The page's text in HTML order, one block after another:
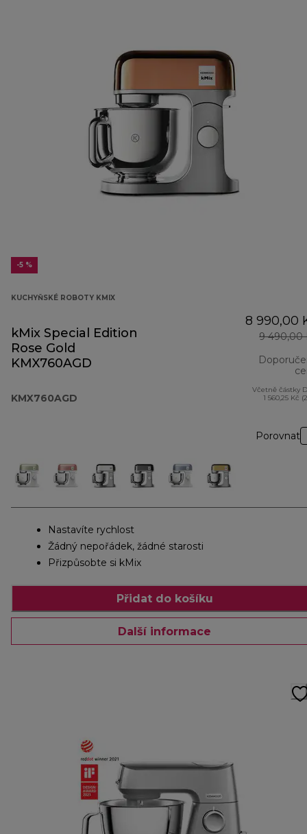
-5 %
KUCHYŇSKÉ ROBOTY KMIX
kMix Special Edition
Rose Gold
KMX760AGD
KMX760AGD
8 990,00
9 490,00
Včetně částky
1 560,25 Kč
Porovnat
Nastavíte rychlost
Žádný nepořádek, žádné starosti
Přizpůsobte si kMix
Přidat do košíku
Další informace